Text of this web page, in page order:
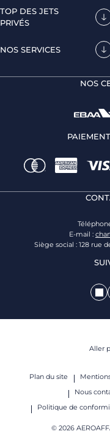
TOP DES JETS
PRIVÉS
NOS SERVICES
NOS
E-mail :
Siège social : 128 rue
Plan du site
Nous
Politique de
© 2026
Aller